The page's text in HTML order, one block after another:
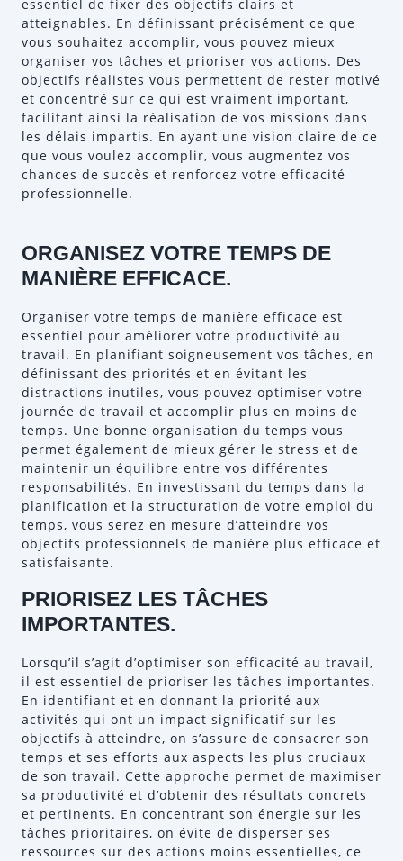
essentiel de fixer des objectifs clairs et
atteignables. En définissant précisément ce que
vous souhaitez accomplir, vous pouvez mieux
organiser vos tâches et prioriser vos actions. Des
objectifs réalistes vous permettent de rester motivé
et concentré sur ce qui est vraiment important,
facilitant ainsi la réalisation de vos missions dans
les délais impartis. En ayant une vision claire de ce
que vous voulez accomplir, vous augmentez vos
chances de succès et renforcez votre efficacité
professionnelle.
ORGANISEZ VOTRE TEMPS DE
MANIÈRE EFFICACE.
Organiser votre temps de manière efficace est
essentiel pour améliorer votre productivité au
travail. En planifiant soigneusement vos tâches, en
définissant des priorités et en évitant les
distractions inutiles, vous pouvez optimiser votre
journée de travail et accomplir plus en moins de
temps. Une bonne organisation du temps vous
permet également de mieux gérer le stress et de
maintenir un équilibre entre vos différentes
responsabilités. En investissant du temps dans la
planification et la structuration de votre emploi du
temps, vous serez en mesure d’atteindre vos
objectifs professionnels de manière plus efficace et
satisfaisante.
PRIORISEZ LES TÂCHES
IMPORTANTES.
Lorsqu’il s’agit d’optimiser son efficacité au travail,
il est essentiel de prioriser les tâches importantes.
En identifiant et en donnant la priorité aux
activités qui ont un impact significatif sur les
objectifs à atteindre, on s’assure de consacrer son
temps et ses efforts aux aspects les plus cruciaux
de son travail. Cette approche permet de maximiser
sa productivité et d’obtenir des résultats concrets
et pertinents. En concentrant son énergie sur les
tâches prioritaires, on évite de disperser ses
ressources sur des actions moins essentielles, ce